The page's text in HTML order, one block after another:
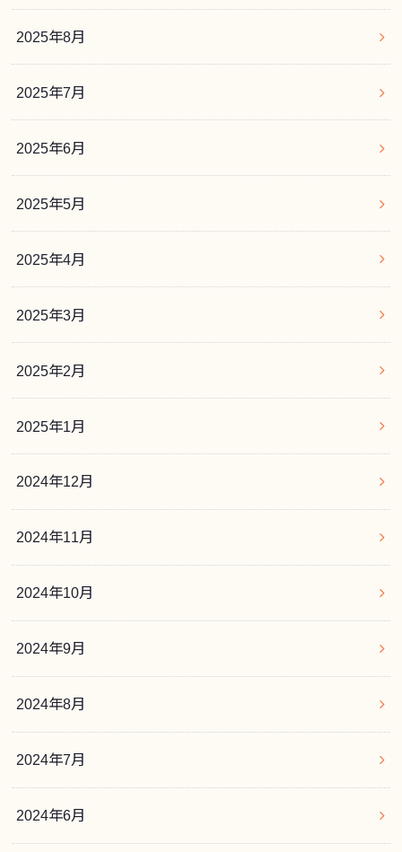
2025年8月
2025年7月
2025年6月
2025年5月
2025年4月
2025年3月
2025年2月
2025年1月
2024年12月
2024年11月
2024年10月
2024年9月
2024年8月
2024年7月
2024年6月